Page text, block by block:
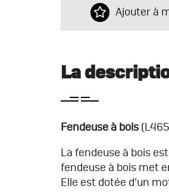
Ajouter à
La
Fendeuse à bois
La fendeuse à bois
fendeuse à bois met
Elle est dotée d’un